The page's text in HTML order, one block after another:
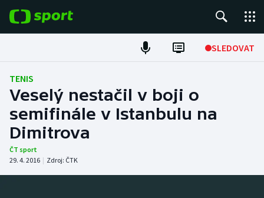
SLEDOVAT
Fotbal
Hokej
Tenis
Atletika
TENIS
Veselý nestačil v boji o
semifinále v Istanbulu na
Dimitrova
ČT sport
29. 4. 2016 | Zdroj: ČTK